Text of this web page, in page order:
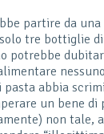
partire da
solo tre bottiglie
potrebbe
pasta abbia
un bene
non tale,